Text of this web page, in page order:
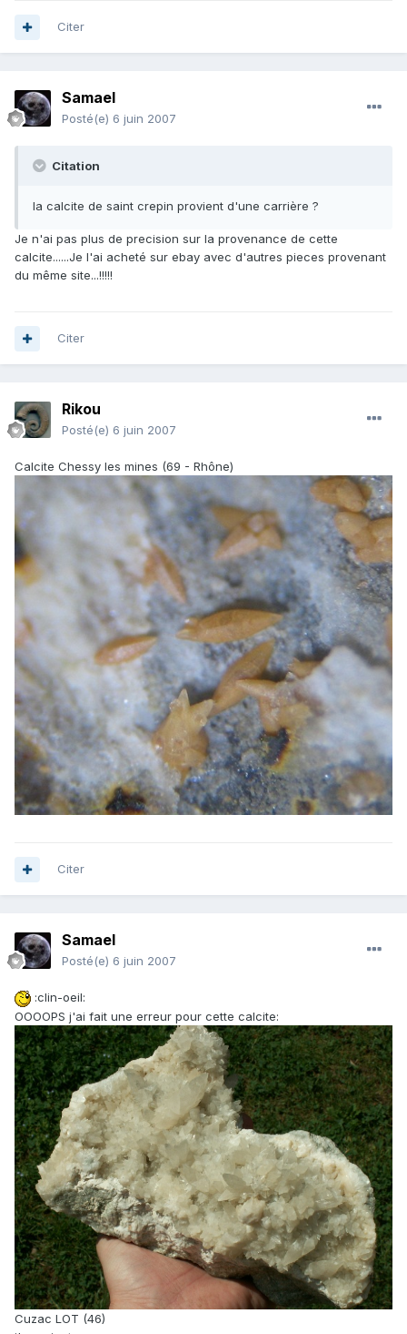
Citer
Samael
Posté(e) 6 juin 2007
Citation
la calcite de saint crepin provient d'une carrière ?
Je n'ai pas plus de precision sur la provenance de cette
calcite......Je l'ai acheté sur ebay avec d'autres pieces provenant
du même site...!!!!!
Citer
Rikou
Posté(e) 6 juin 2007
Calcite Chessy les mines (69 - Rhône)
Citer
Samael
Posté(e) 6 juin 2007
:clin-oeil:
OOOOPS j'ai fait une erreur pour cette calcite:
Cuzac LOT (46)